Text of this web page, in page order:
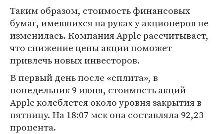
Таким образом, стоимость финансовых
бумаг, имевшихся на руках у акционеров не
изменилась. Компания Apple рассчитывает,
что снижение цены акции поможет
привлечь новых инвесторов.
В первый день после «сплита», в
понедельник 9 июня, стоимость акций
Apple колеблется около уровня закрытия в
пятницу. На 18:07 мск она составляла 92,23
процента.